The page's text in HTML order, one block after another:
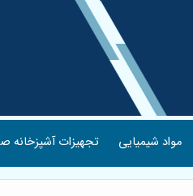
مواد شیمیایی تجهیزات آشپزخانه